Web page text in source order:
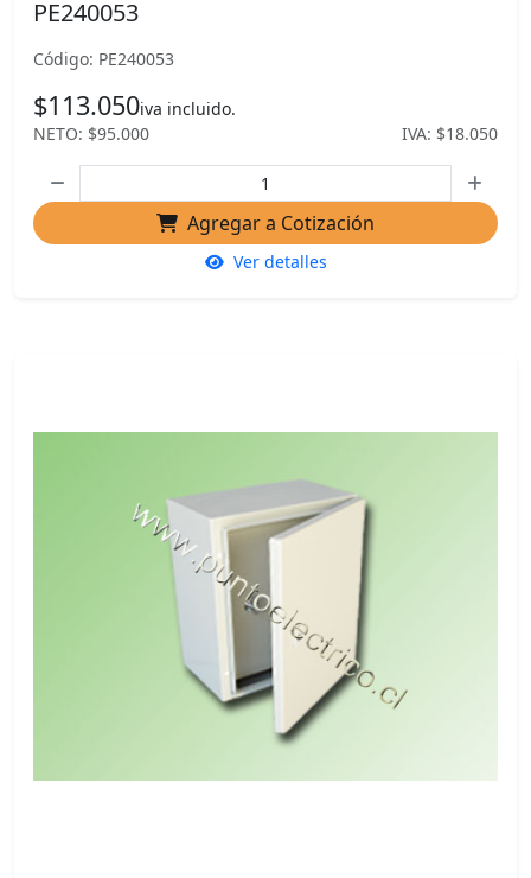
PE240053
Código: PE240053
$113.050iva incluido.
NETO: $95.000
IVA: $18.050
Agregar a Cotización
Ver detalles